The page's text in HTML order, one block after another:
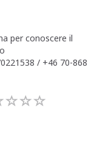
per conoscere il
/ +46 70-868